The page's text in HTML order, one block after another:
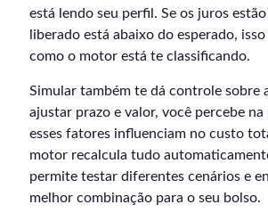
está lendo seu perfil. Se os juros
liberado está abaixo do esperado,
como o motor está te classificando.
Simular também te dá controle sobre
ajustar prazo e valor, você percebe
esses fatores influenciam no custo
motor recalcula tudo
permite testar diferentes cenários e
melhor combinação para o seu bolso.